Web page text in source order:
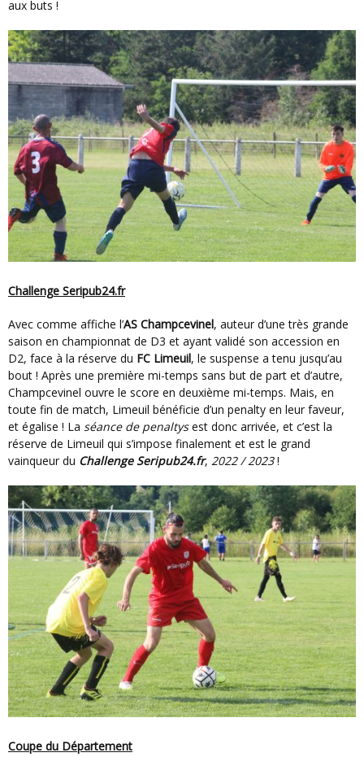
aux buts !
Challenge Seripub24.fr
Avec comme affiche l’AS Champcevinel, auteur d’une très grande
saison en championnat de D3 et ayant validé son accession en
D2, face à la réserve du FC Limeuil, le suspense a tenu jusqu’au
bout ! Après une première mi-temps sans but de part et d’autre,
Champcevinel ouvre le score en deuxième mi-temps. Mais, en
toute fin de match, Limeuil bénéficie d’un penalty en leur faveur,
et égalise ! La séance de penaltysest donc arrivée, et c’est la
réserve de Limeuil qui s’impose finalement et est le grand
vainqueur du Challenge Seripub24.fr, 2022 / 2023!
Coupe du Département